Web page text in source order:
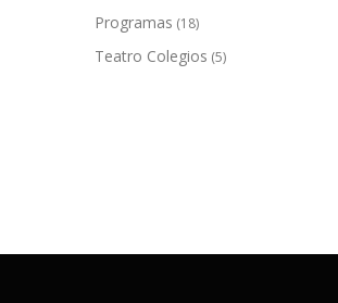
Programas (18)
Teatro Colegios (5)